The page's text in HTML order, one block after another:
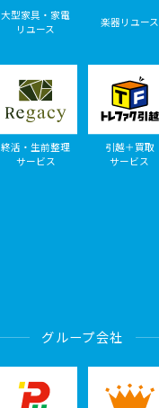
大型家具・家電
リユース
楽器リユース
終活・生前整理
サービス
引越＋買取
サービス
グループ会社